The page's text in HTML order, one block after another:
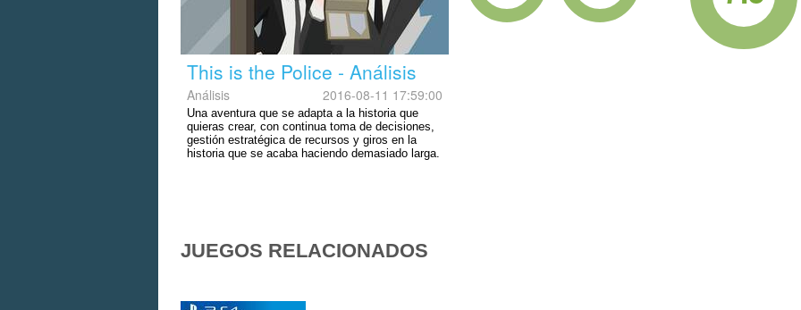
This is the Police - Análisis
Análisis 2016-08-11 17:59:00
Una aventura que se adapta a la historia que
quieras crear, con continua toma de decisiones,
gestión estratégica de recursos y giros en la
historia que se acaba haciendo demasiado larga.
JUEGOS RELACIONADOS